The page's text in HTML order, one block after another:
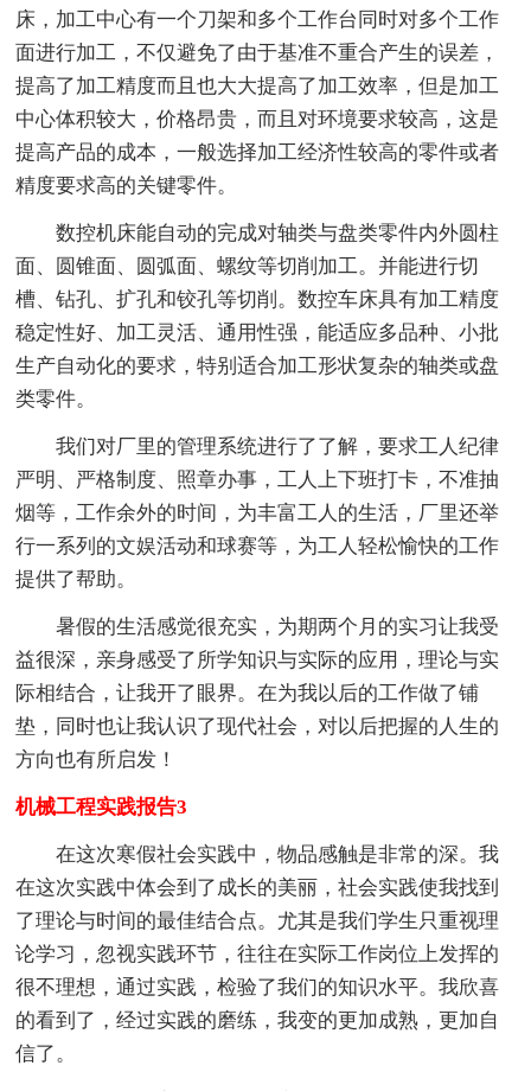
床，加工中心有一个刀架和多个工作台同时对多个工作
面进行加工，不仅避免了由于基准不重合产生的误差，
提高了加工精度而且也大大提高了加工效率，但是加工
中心体积较大，价格昂贵，而且对环境要求较高，这是
提高产品的成本，一般选择加工经济性较高的零件或者
精度要求高的关键零件。
数控机床能自动的完成对轴类与盘类零件内外圆柱
面、圆锥面、圆弧面、螺纹等切削加工。并能进行切
槽、钻孔、扩孔和铰孔等切削。数控车床具有加工精度
稳定性好、加工灵活、通用性强，能适应多品种、小批
生产自动化的要求，特别适合加工形状复杂的轴类或盘
类零件。
我们对厂里的管理系统进行了了解，要求工人纪律
严明、严格制度、照章办事，工人上下班打卡，不准抽
烟等，工作余外的时间，为丰富工人的生活，厂里还举
行一系列的文娱活动和球赛等，为工人轻松愉快的工作
提供了帮助。
暑假的生活感觉很充实，为期两个月的实习让我受
益很深，亲身感受了所学知识与实际的应用，理论与实
际相结合，让我开了眼界。在为我以后的工作做了铺
垫，同时也让我认识了现代社会，对以后把握的人生的
方向也有所启发！
机械工程实践报告3
在这次寒假社会实践中，物品感触是非常的深。我
在这次实践中体会到了成长的美丽，社会实践使我找到
了理论与时间的最佳结合点。尤其是我们学生只重视理
论学习，忽视实践环节，往往在实际工作岗位上发挥的
很不理想，通过实践，检验了我们的知识水平。我欣喜
的看到了，经过实践的磨练，我变的更加成熟，更加自
信了。